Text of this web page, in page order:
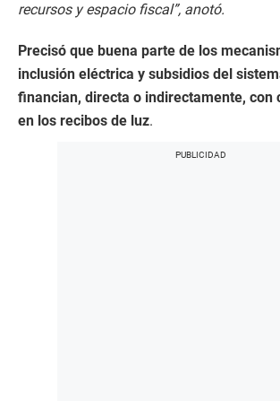
recursos y espacio fiscal”, anotó.
Precisó que buena parte de los
inclusión eléctrica y subsidios del
financian, directa o indirectamente, con
en los recibos de luz.